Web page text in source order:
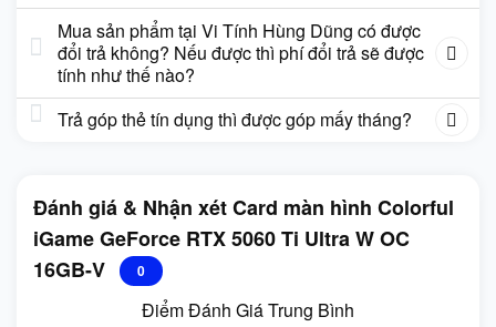
Mua sản phẩm tại Vi Tính Hùng Dũng có được
đổi trả không? Nếu được thì phí đổi trả sẽ được
tính như thế nào?
Trả góp thẻ tín dụng thì được góp mấy tháng?
Đánh giá & Nhận xét Card màn hình Colorful
iGame GeForce RTX 5060 Ti Ultra W OC
16GB-V
0
Điểm Đánh Giá Trung Bình